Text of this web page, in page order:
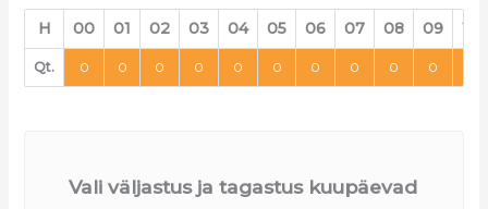
H 00 01 02 03 04 05 06 07 08 09 10
Qt. 0 0 0 0 0 0 0 0 0 0
Vali väljastus ja tagastus kuupäevad